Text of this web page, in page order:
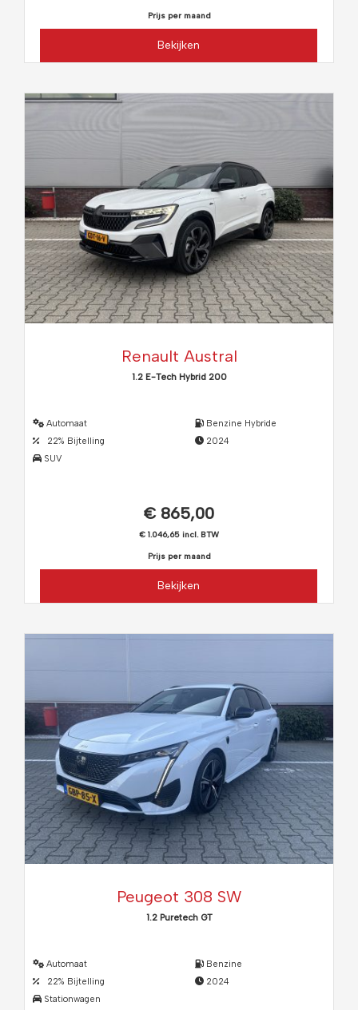
Prijs per maand
Bekijken
Renault Austral
1.2 E-Tech Hybrid 200
Automaat
22% Bijtelling
SUV
Benzine Hybride
2024
€ 865,00
€ 1.046,65 incl. BTW
Prijs per maand
Bekijken
Peugeot 308 SW
1.2 Puretech GT
Automaat
22% Bijtelling
Stationwagen
Benzine
2024